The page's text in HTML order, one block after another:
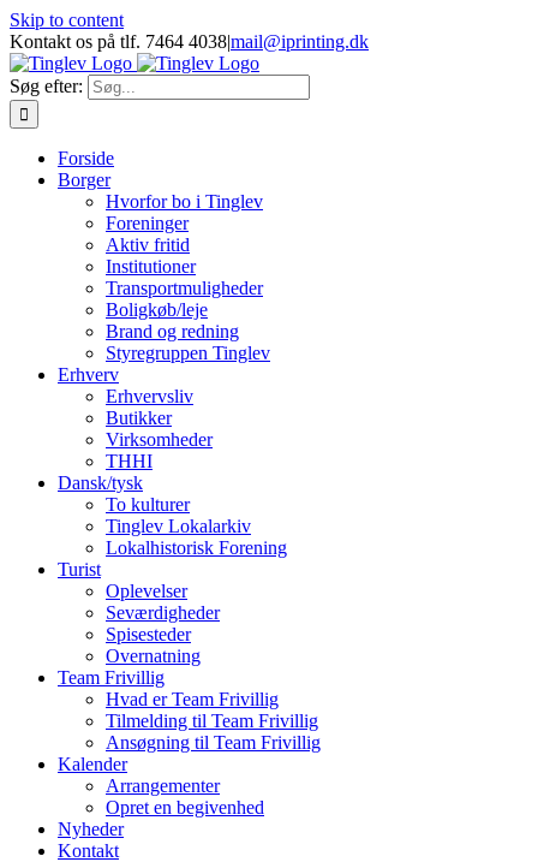
Skip to content
Kontakt os på tlf. 7464 4038|mail@iprinting.dk
Søg efter:
Forside
Borger
Hvorfor bo i Tinglev
Foreninger
Aktiv fritid
Institutioner
Transportmuligheder
Boligkøb/leje
Brand og redning
Styregruppen Tinglev
Erhverv
Erhvervsliv
Butikker
Virksomheder
THHI
Dansk/tysk
To kulturer
Tinglev Lokalarkiv
Lokalhistorisk Forening
Turist
Oplevelser
Seværdigheder
Spisesteder
Overnatning
Team Frivillig
Hvad er Team Frivillig
Tilmelding til Team Frivillig
Ansøgning til Team Frivillig
Kalender
Arrangementer
Opret en begivenhed
Nyheder
Kontakt